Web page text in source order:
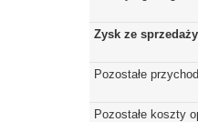
Zysk ze sprzedaży
Pozostałe
Pozostałe koszty